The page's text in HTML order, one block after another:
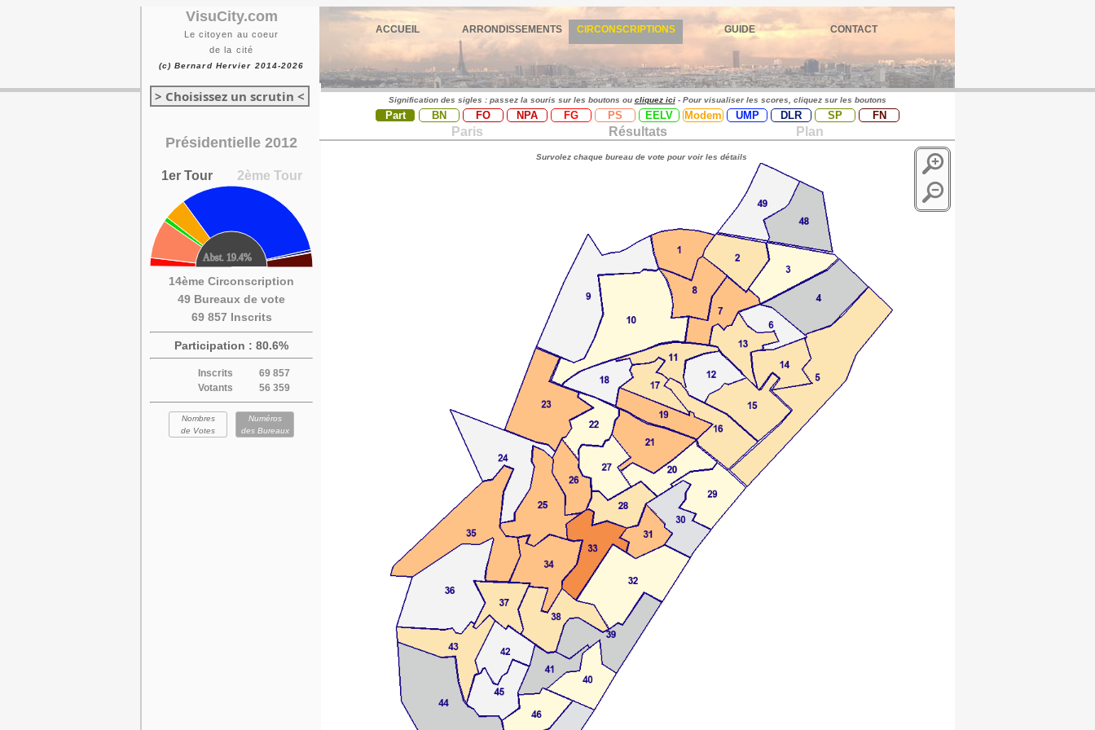
VisuCity.com
Le citoyen au coeur
de la cité
(c) Bernard Hervier 2014-2026
ACCUEIL ARRONDISSEMENTS CIRCONSCRIPTIONS GUIDE CONTACT
> Choisissez un scrutin <
Présidentielle 2012
1er Tour 2ème Tour
14ème Circonscription
49 Bureaux de vote
69 857 Inscrits
Participation : 80.6%
Inscrits
69 857
Votants
56 359
Nombres
de Votes
Numéros
des Bureaux
Signification des sigles : passez la souris sur les boutons ou cliquez ici- Pour visualiser les scores, cliquez sur les boutons
Part BN FO NPA FG PS EELV Modem UMP DLR SP FN
Paris Résultats Plan
Survolez chaque bureau de vote pour voir les détails